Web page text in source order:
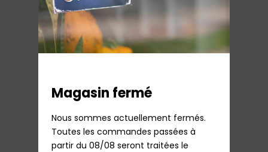
Ajouter au panier
Magasin fermé
Nous sommes actuellement fermés.
Toutes les commandes passées à
partir du 08/08 seront traitées le